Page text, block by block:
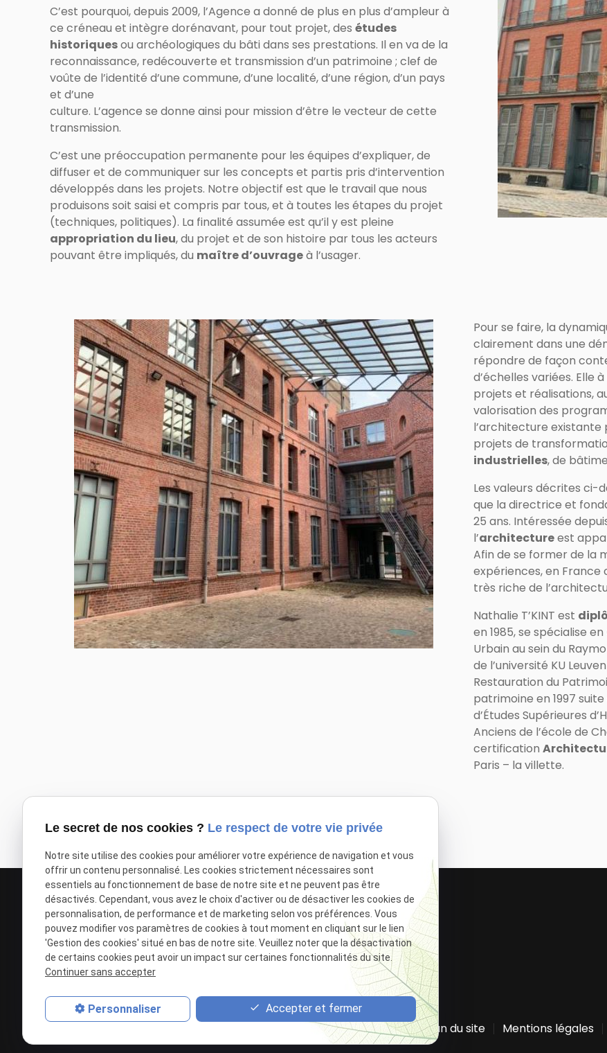
C’est pourquoi, depuis 2009, l’Agence a donné de plus en plus d’ampleur à
ce créneau et intègre dorénavant, pour tout projet, des études
historiquesou archéologiques du bâti dans ses prestations. Il en va de la
reconnaissance, redécouverte et transmission d’un patrimoine ; clef de
voûte de l’identité d’une commune, d’une localité, d’une région, d’un pays
et d’une
culture. L’agence se donne ainsi pour mission d’être le vecteur de cette
transmission.
C’est une préoccupation permanente pour les équipes d’expliquer, de
diffuser et de communiquer sur les concepts et partis pris d’intervention
développés dans les projets. Notre objectif est que le travail que nous
produisons soit saisi et compris par tous, et à toutes les étapes du projet
(techniques, politiques). La finalité assumée est qu’il y est pleine
appropriation du lieu, du projet et de son histoire par tous les acteurs
pouvant être impliqués, du maître d’ouvrageà l’usager.
Pour se faire, la
clairement dans une
répondre de façon
d’échelles variées. Elle
projets et réalisations,
valorisation des
l’architecture existante
projets de
industrielles, de
Les valeurs décrites ci-
que la directrice et
25 ans. Intéressée
l’architectureest
Afin de se former de la
expériences, en France
très riche de
Nathalie T’KINT est
en 1985, se spécialise en
Urbain au sein du
de l’université KU
Restauration du
patrimoine en 1997
d’Études Supérieures
Anciens de l’école de
certification
Paris – la villette.
À lire également : Distinctions et publications Équipe Moyens
Agence Nathalie T'KINT
50 Rue Princesse59000LILLE
03 28 36 24 08
Plan du site Mentions légales
Le secret de nos cookies ? Le respect de votre vie privée
Notre site utilise des cookies pour améliorer votre expérience de navigation et vous
offrir un contenu personnalisé. Les cookies strictement nécessaires sont
essentiels au fonctionnement de base de notre site et ne peuvent pas être
désactivés. Cependant, vous avez le choix d'activer ou de désactiver les cookies de
personnalisation, de performance et de marketing selon vos préférences. Vous
pouvez modifier vos paramètres de cookies à tout moment en cliquant sur le lien
'Gestion des cookies' situé en bas de notre site. Veuillez noter que la désactivation
de certains cookies peut avoir un impact sur certaines fonctionnalités du site.
Continuer sans accepter
Personnaliser Accepter et fermer